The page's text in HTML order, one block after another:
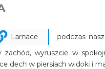
Larnace
podczas
zachód, wyruszcie w
dech w piersiach widoki i